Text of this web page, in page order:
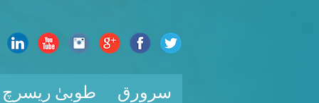
سرورق طوبیٰ ریسرچ